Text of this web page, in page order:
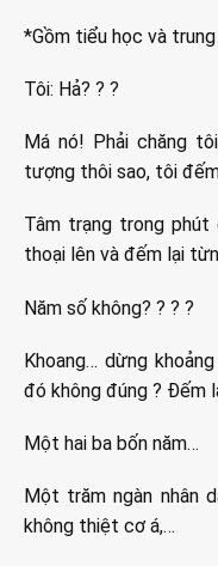
*Gồm tiểu học và
Tôi: Hả? ? ?
Má nó! Phải chăng
tượng thôi sao, tôi
Tâm trạng trong
thoại lên và đếm lại
Năm số không? ? ? ?
Khoang… dừng
đó không đúng ? Đếm
Một hai ba bốn năm…
Một trăm ngàn nhân
không thiệt cơ á,…